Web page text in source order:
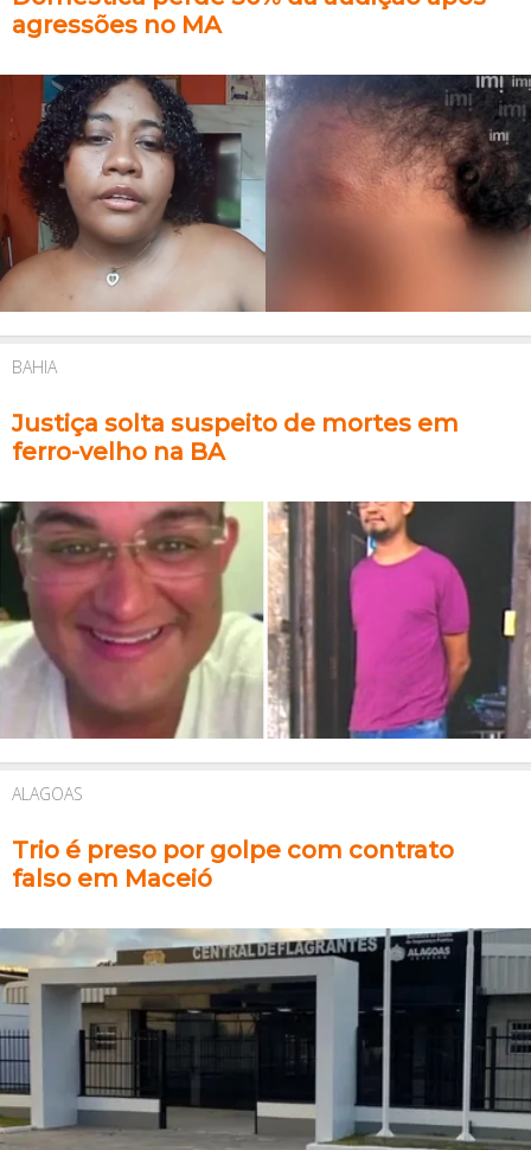
agressões no MA
BAHIA
Justiça solta suspeito de mortes em
ferro-velho na BA
ALAGOAS
Trio é preso por golpe com contrato
falso em Maceió